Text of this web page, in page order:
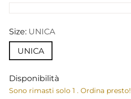
Size: UNICA
UNICA
Disponibilità
Sono rimasti solo 1 . Ordina presto!